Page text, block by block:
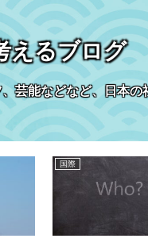
えるブログ
芸能などなど、日本の
国際